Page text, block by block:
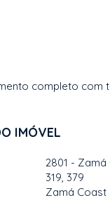
completo com
IMÓVEL
2801 -
319, 379
Zamá Coast